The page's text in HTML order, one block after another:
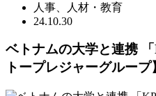
人事、人材・教育
24.10.30
ベトナムの大学と連携
トープレジャーグループ